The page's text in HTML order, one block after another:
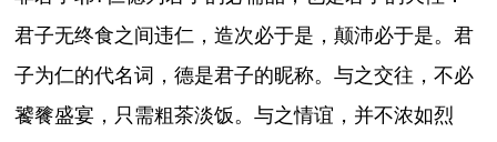
君子无终食之间违仁，造次必于是，颠沛必于是。君
子为仁的代名词，德是君子的昵称。与之交往，不必
饕餮盛宴，只需粗茶淡饭。与之情谊，并不浓如烈